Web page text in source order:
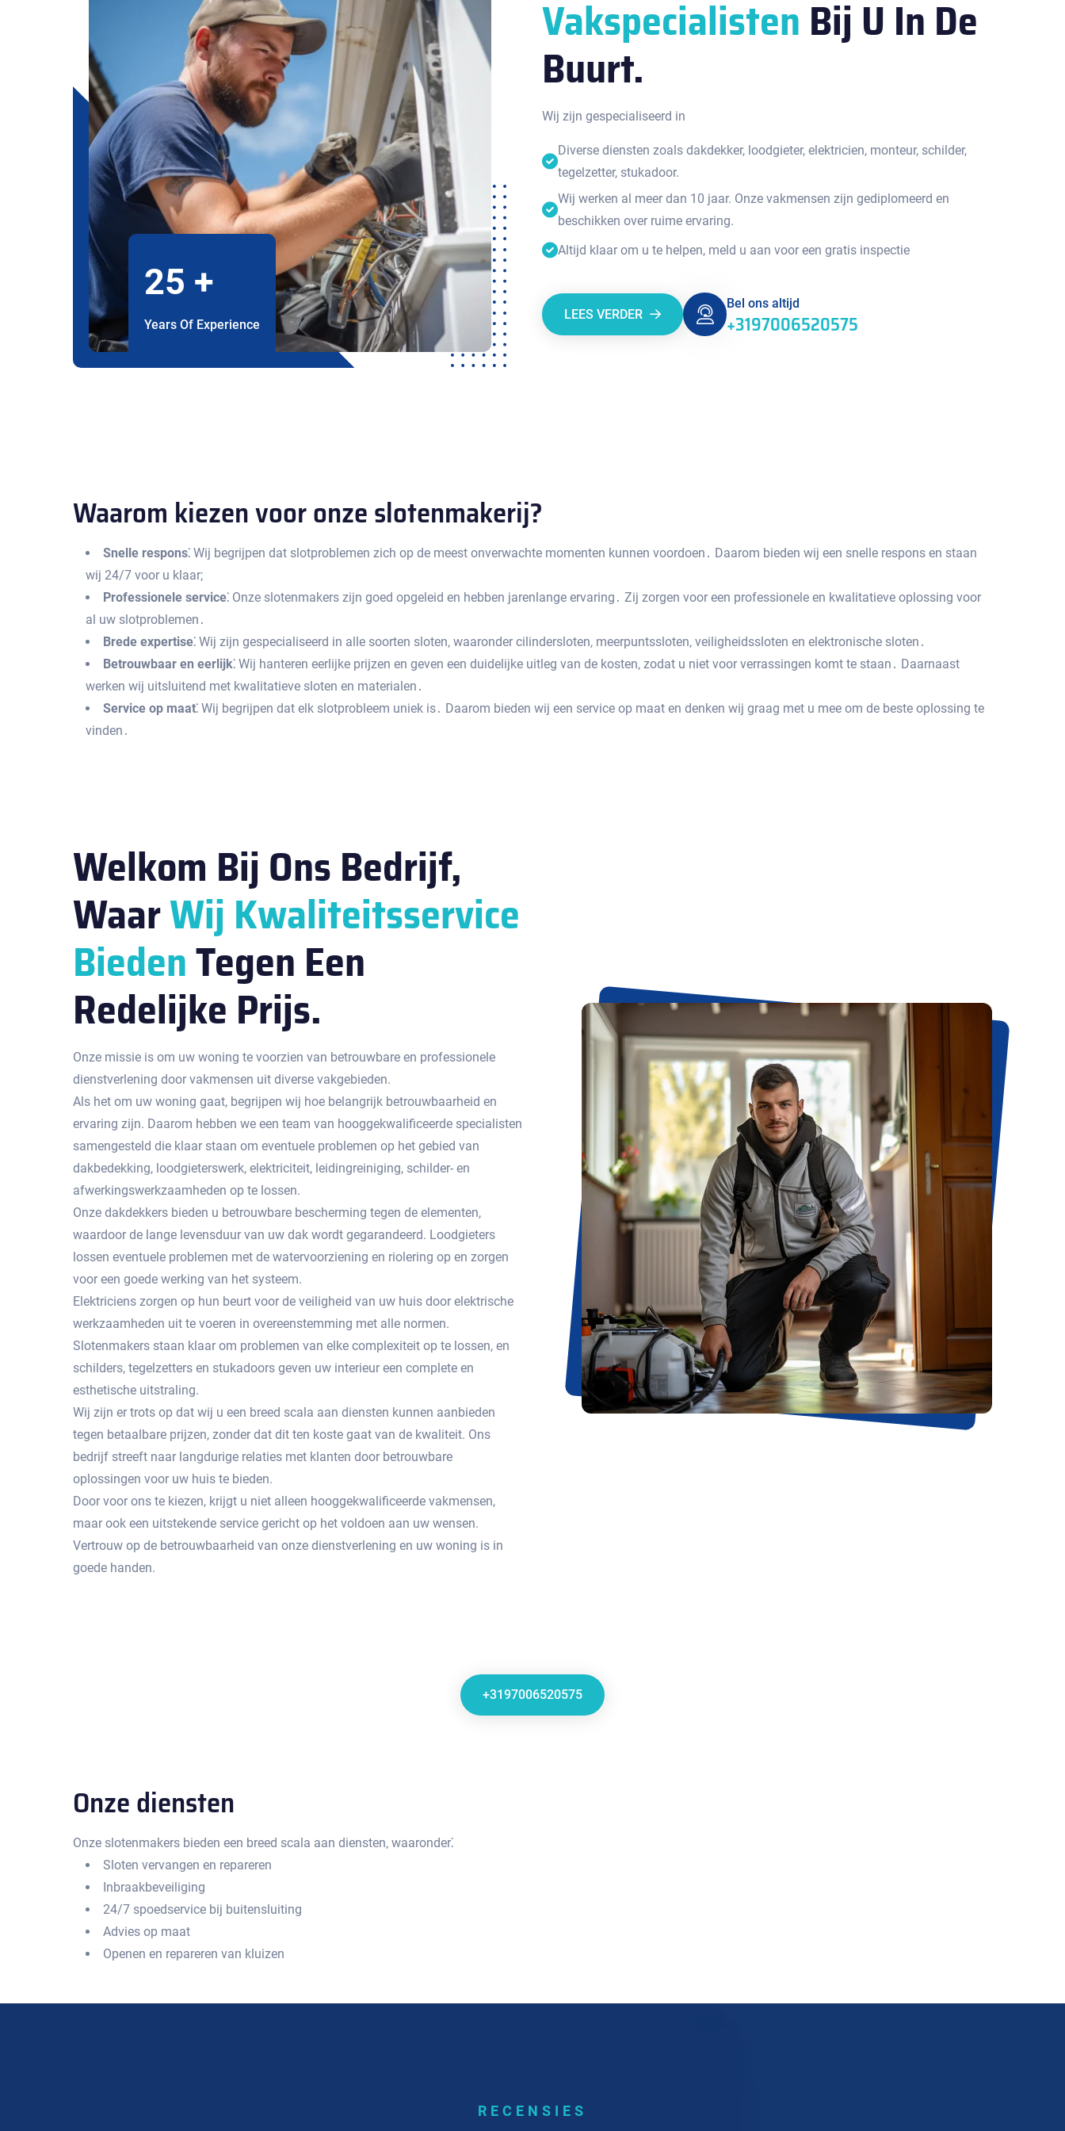
25 +
Years Of Experience
Vakspecialisten Bij U In De
Buurt.
Wij zijn gespecialiseerd in
Diverse diensten zoals dakdekker, loodgieter, elektricien, monteur, schilder,
tegelzetter, stukadoor.
Wij werken al meer dan 10 jaar. Onze vakmensen zijn gediplomeerd en
beschikken over ruime ervaring.
Altijd klaar om u te helpen, meld u aan voor een gratis inspectie
LEES VERDER
Bel ons altijd
+3197006520575
Waarom kiezen voor onze slotenmakerij?​
Snelle respons⁚Wij begrijpen dat slotproblemen zich op de meest onverwachte momenten kunnen voordoen․ Daarom bieden wij een snelle respons en staan
wij 24/7 voor u klaar;
Professionele service⁚Onze slotenmakers zijn goed opgeleid en hebben jarenlange ervaring․ Zij zorgen voor een professionele en kwalitatieve oplossing voor
al uw slotproblemen․
Brede expertise⁚Wij zijn gespecialiseerd in alle soorten sloten‚ waaronder cilindersloten‚ meerpuntssloten‚ veiligheidssloten en elektronische sloten․
Betrouwbaar en eerlijk⁚Wij hanteren eerlijke prijzen en geven een duidelijke uitleg van de kosten‚ zodat u niet voor verrassingen komt te staan․ Daarnaast
werken wij uitsluitend met kwalitatieve sloten en materialen․
Service op maat⁚Wij begrijpen dat elk slotprobleem uniek is․ Daarom bieden wij een service op maat en denken wij graag met u mee om de beste oplossing te
vinden․
Welkom Bij Ons Bedrijf,
WaarWij Kwaliteitsservice
BiedenTegen Een
Redelijke Prijs.
Onze missie is om uw woning te voorzien van betrouwbare en professionele
dienstverlening door vakmensen uit diverse vakgebieden.
Als het om uw woning gaat, begrijpen wij hoe belangrijk betrouwbaarheid en
ervaring zijn. Daarom hebben we een team van hooggekwalificeerde specialisten
samengesteld die klaar staan om eventuele problemen op het gebied van
dakbedekking, loodgieterswerk, elektriciteit, leidingreiniging, schilder- en
afwerkingswerkzaamheden op te lossen.
Onze dakdekkers bieden u betrouwbare bescherming tegen de elementen,
waardoor de lange levensduur van uw dak wordt gegarandeerd. Loodgieters
lossen eventuele problemen met de watervoorziening en riolering op en zorgen
voor een goede werking van het systeem.
Elektriciens zorgen op hun beurt voor de veiligheid van uw huis door elektrische
werkzaamheden uit te voeren in overeenstemming met alle normen.
Slotenmakers staan ​​klaar om problemen van elke complexiteit op te lossen, en
schilders, tegelzetters en stukadoors geven uw interieur een complete en
esthetische uitstraling.
Wij zijn er trots op dat wij u een breed scala aan diensten kunnen aanbieden
tegen betaalbare prijzen, zonder dat dit ten koste gaat van de kwaliteit. Ons
bedrijf streeft naar langdurige relaties met klanten door betrouwbare
oplossingen voor uw huis te bieden.
Door voor ons te kiezen, krijgt u niet alleen hooggekwalificeerde vakmensen,
maar ook een uitstekende service gericht op het voldoen aan uw wensen.
Vertrouw op de betrouwbaarheid van onze dienstverlening en uw woning is in
goede handen.
+3197006520575
Onze diensten
Onze slotenmakers bieden een breed scala aan diensten‚ waaronder⁚
Sloten vervangen en repareren
Inbraakbeveiliging
24/7 spoedservice bij buitensluiting
Advies op maat
Openen en repareren van kluizen
RECENSIES